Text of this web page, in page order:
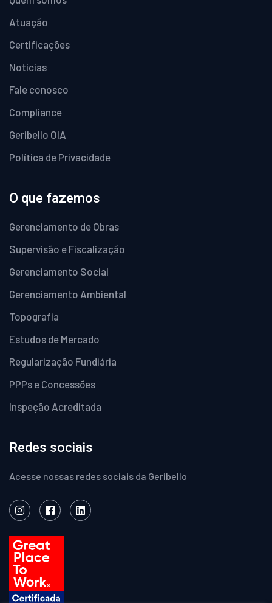
Atuação
Certificações
Notícias
Fale conosco
Compliance
Geribello OIA
Política de Privacidade
O que fazemos
Gerenciamento de Obras
Supervisão e Fiscalização
Gerenciamento Social
Gerenciamento Ambiental
Topografia
Estudos de Mercado
Regularização Fundiária
PPPs e Concessões
Inspeção Acreditada
Redes sociais
Acesse nossas redes sociais da Geribello